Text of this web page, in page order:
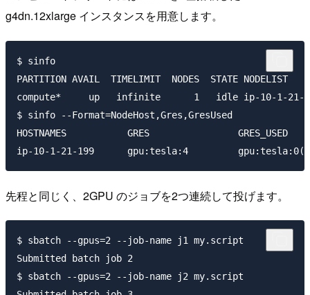
g4dn.12xlarge インスタンスを用意します。
$ sinfo
PARTITION AVAIL  TIMELIMIT  NODES  STATE NODELIST
compute*     up   infinite      1   idle ip-10-1-21-
$ sinfo --Format=NodeHost,Gres,GresUsed
HOSTNAMES           GRES                GRES_USED
先程と同じく、2GPU のジョブを2つ連続して投げます。
$ sbatch --gpus=2 --job-name j1 my.script
Submitted batch job 2
$ sbatch --gpus=2 --job-name j2 my.script